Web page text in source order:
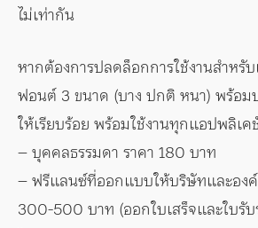
ไม่เท่ากัน
หากต้องการปลดล็อกการใช้งานสำหรั
ฟอนต์ 3 ขนาด (บาง ปกติ หนา) พร้อม
ให้เรียบร้อย พร้อมใช้งานทุกแอปพลิเค
– บุคคลธรรมดา ราคา 180 บาท
– ฟรีแลนซ์ที่ออกแบบให้บริษัทและองค์
300-500 บาท (ออกใบเสร็จและใบรั